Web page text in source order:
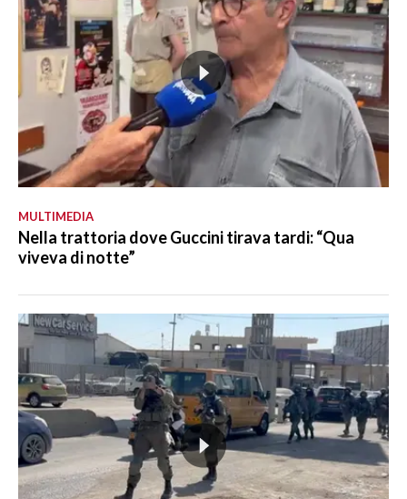
MULTIMEDIA
Nella trattoria dove Guccini tirava tardi: “Qua
viveva di notte”